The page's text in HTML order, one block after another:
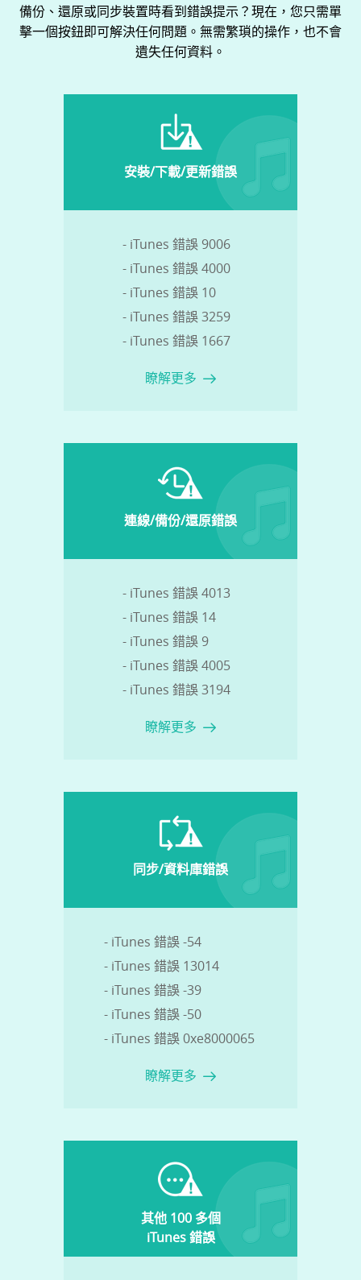
備份、還原或同步裝置時看到錯誤提示？現在，您只需單
擊一個按鈕即可解決任何問題。無需繁瑣的操作，也不會
遺失任何資料。
安裝/下載/更新錯誤
- iTunes 錯誤 9006
- iTunes 錯誤 4000
- iTunes 錯誤 10
- iTunes 錯誤 3259
- iTunes 錯誤 1667
瞭解更多
連線/備份/還原錯誤
- iTunes 錯誤 4013
- iTunes 錯誤 14
- iTunes 錯誤 9
- iTunes 錯誤 4005
- iTunes 錯誤 3194
瞭解更多
同步/資料庫錯誤
- iTunes 錯誤 -54
- iTunes 錯誤 13014
- iTunes 錯誤 -39
- iTunes 錯誤 -50
- iTunes 錯誤 0xe8000065
瞭解更多
其他 100 多個
iTunes 錯誤